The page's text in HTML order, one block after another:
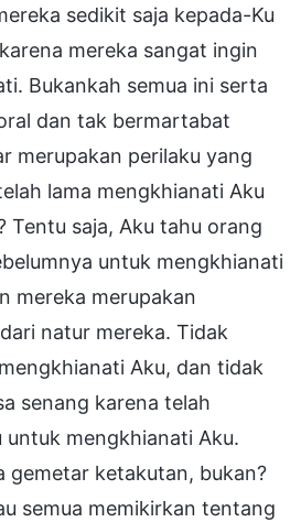
sedikit saja kepada-Ku
mereka sangat ingin
Bukankah semua ini serta
dan tak bermartabat
merupakan perilaku yang
lama mengkhianati Aku
Tentu saja, Aku tahu orang
untuk mengkhianati
mereka merupakan
natur mereka. Tidak
Aku, dan tidak
senang karena telah
untuk mengkhianati Aku.
gemetar ketakutan, bukan?
semua memikirkan tentang